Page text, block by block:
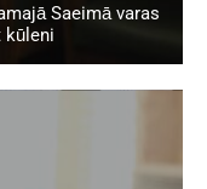
Saeimā varas
kūleni